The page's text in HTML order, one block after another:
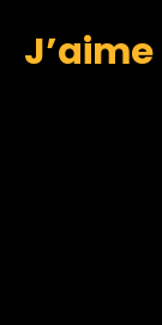
J’aime